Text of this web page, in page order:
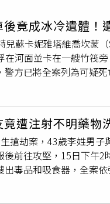
後竟成冰冷遺體
兒蘇卡妮雅塔維喬坎蒙
在河面並卡在一艘竹筏
警方已將全案列為可疑
維喬坎蒙深夜外出後失
，育有一名年幼兒子的
機供稱，她當時疑似帶
件物品，隨後便消失在
被河中竹筏卡住，警方
發現一小包 白色粉末，
的證件，警方通知家屬
，她隨身攜帶的手機與
的移動軌跡，並等待完
竟遭注射不明藥
搶劫案，43歲李姓男
後前往攻堅，15日下午
出毒品和吸食器，全案
到該套房內見面，但他
回製作筆錄並驗尿。而